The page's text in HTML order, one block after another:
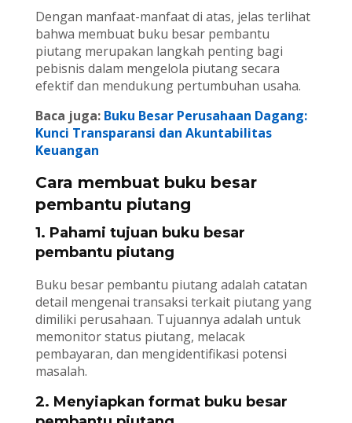
Dengan manfaat-manfaat di atas, jelas terlihat
bahwa membuat buku besar pembantu
piutang merupakan langkah penting bagi
pebisnis dalam mengelola piutang secara
efektif dan mendukung pertumbuhan usaha.
Baca juga: Buku Besar Perusahaan Dagang:
Kunci Transparansi dan Akuntabilitas
Keuangan
Cara membuat buku besar
pembantu piutang
1. Pahami tujuan buku besar
pembantu piutang
Buku besar pembantu piutang adalah catatan
detail mengenai transaksi terkait piutang yang
dimiliki perusahaan. Tujuannya adalah untuk
memonitor status piutang, melacak
pembayaran, dan mengidentifikasi potensi
masalah.
2. Menyiapkan format buku besar